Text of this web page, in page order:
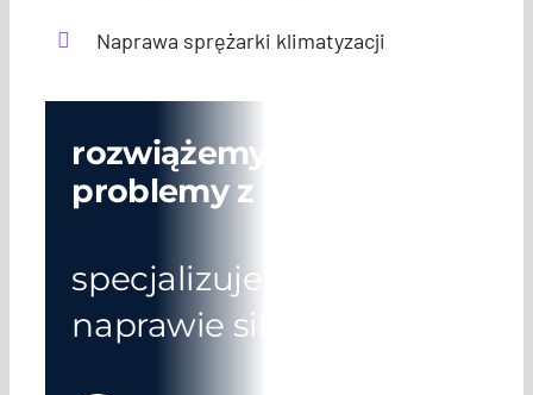
Naprawa sprężarki klimatyzacji
rozwiążemy Twoje
problemy z autem
specjalizujemy się w
naprawie silników